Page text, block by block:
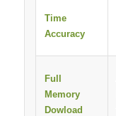
Time
Accuracy
Full
Memory
Dowload